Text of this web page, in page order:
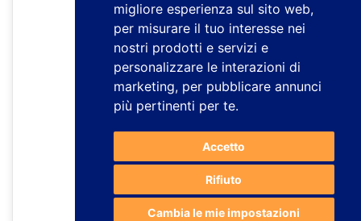
migliore esperienza sul sito web,
per misurare il tuo interesse nei
nostri prodotti e servizi e
personalizzare le interazioni di
marketing, per pubblicare annunci
più pertinenti per te.
Accetto
Rifiuto
Cambia le mie impostazioni